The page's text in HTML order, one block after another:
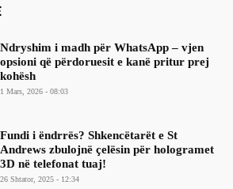
Ndryshim i madh për WhatsApp – vjen
opsioni që përdoruesit e kanë pritur prej
kohësh
1 Mars, 2026 - 08:03
Fundi i ëndrrës? Shkencëtarët e St
Andrews zbulojnë çelësin për hologramet
3D në telefonat tuaj!
26 Shtator, 2025 - 12:34